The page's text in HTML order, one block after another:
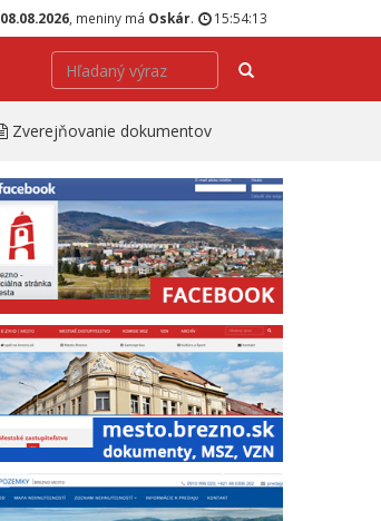
08.08.2026 , meniny má Oskár. 15:54:14
Hľadať
Zverejňovanie dokumentov